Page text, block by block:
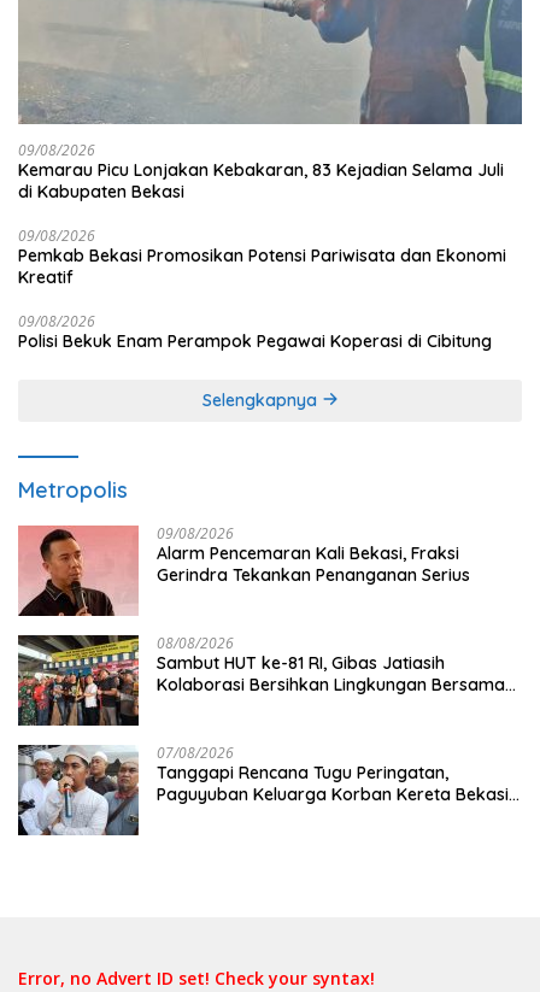
09/08/2026
Kemarau Picu Lonjakan Kebakaran, 83 Kejadian Selama Juli
di Kabupaten Bekasi
09/08/2026
Pemkab Bekasi Promosikan Potensi Pariwisata dan Ekonomi
Kreatif
09/08/2026
Polisi Bekuk Enam Perampok Pegawai Koperasi di Cibitung
Selengkapnya
Metropolis
09/08/2026
Alarm Pencemaran Kali Bekasi, Fraksi
Gerindra Tekankan Penanganan Serius
08/08/2026
Sambut HUT ke-81 RI, Gibas Jatiasih
Kolaborasi Bersihkan Lingkungan Bersama
07/08/2026
Tanggapi Rencana Tugu Peringatan,
Paguyuban Keluarga Korban Kereta Bekasi
Error, no Advert ID set! Check your syntax!